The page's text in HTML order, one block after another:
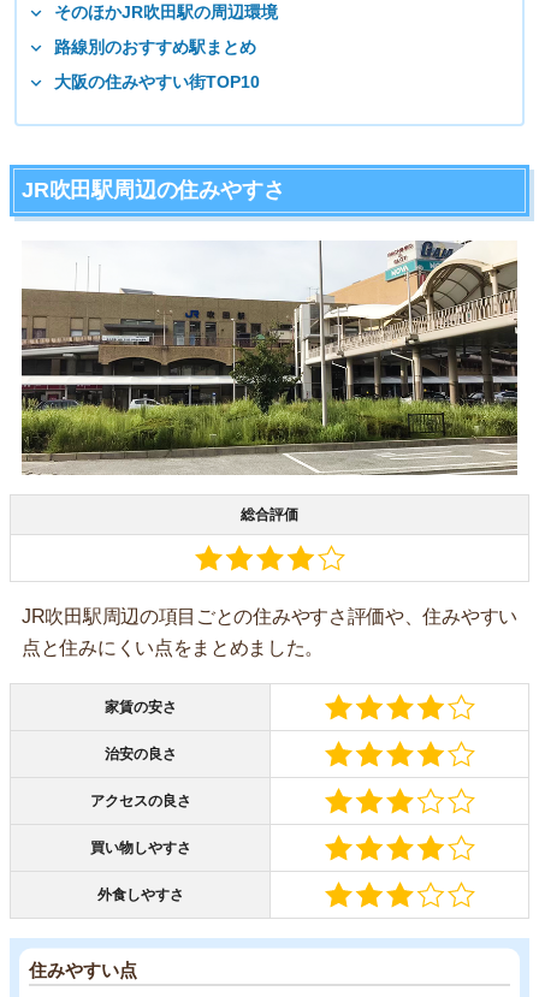
そのほかJR吹田駅の周辺環境
路線別のおすすめ駅まとめ
大阪の住みやすい街TOP10
JR吹田駅周辺の住みやすさ
総合評価
JR吹田駅周辺の項目ごとの住みやすさ評価や、住みやすい
点と住みにくい点をまとめました。
家賃の安さ
治安の良さ
アクセスの良さ
買い物しやすさ
外食しやすさ
住みやすい点